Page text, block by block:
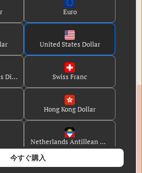
その他のページ
Euro
United States Dollar
United Arab Emirates Dirham Swiss Franc
Hong Kong Dollar
Netherlands Antillean Guilder
今すぐ購入